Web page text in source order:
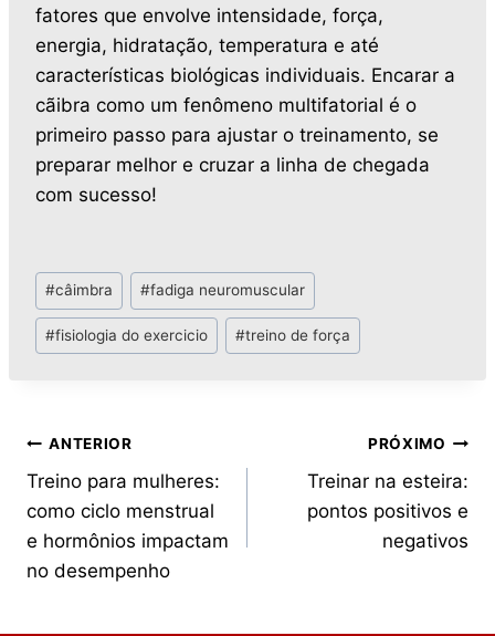
fatores que envolve intensidade, força,
energia, hidratação, temperatura e até
características biológicas individuais. Encarar a
cãibra como um fenômeno multifatorial é o
primeiro passo para ajustar o treinamento, se
preparar melhor e cruzar a linha de chegada
com sucesso!
#câimbra #fadiga neuromuscular
#fisiologia do exercicio #treino de força
ANTERIOR
Treino para mulheres:
como ciclo menstrual
e hormônios impactam
no desempenho
PRÓXIMO
Treinar na esteira:
pontos positivos e
negativos